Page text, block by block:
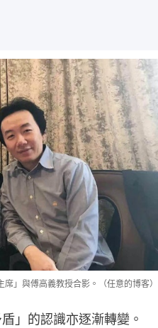
」與傅高義教授合影。（任意的博客）
」的認識亦逐漸轉變。